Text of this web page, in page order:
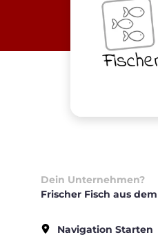
Dein Unternehmen?
Frischer Fisch aus
Navigation Starten